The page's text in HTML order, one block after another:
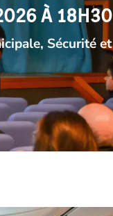
À 18H30
, Sécurité et